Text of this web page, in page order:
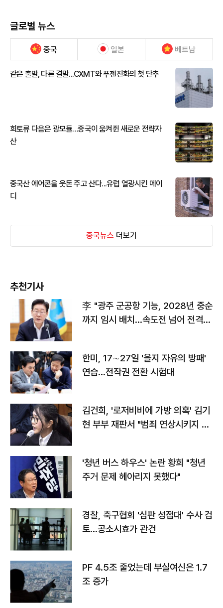
글로벌 뉴스
중국 일본 베트남
같은 출발, 다른 결말...CXMT와 푸젠진화의 첫 단추
희토류 다음은 광모듈…중국이 움켜쥔 새로운 전략자
산
중국산 에어콘을 웃돈 주고 산다...유럽 열광시킨 메이
디
중국뉴스 더보기
추천기사
李 "광주 군공항 기능, 2028년 중순
까지 임시 배치…속도전 넘어 전격
한미, 17∼27일 '을지 자유의 방패'
연습…전작권 전환 시험대
김건희, '로저비비에 가방 의혹' 김기
현 부부 재판서 "범죄 연상시키지 말
'청년 버스 하우스' 논란 황희 "청년
주거 문제 헤아리지 못했다"
경찰, 축구협회 '심판 성접대' 수사 검
토…공소시효가 관건
PF 4.5조 줄었는데 부실여신은 1.7
조 증가